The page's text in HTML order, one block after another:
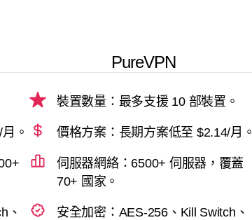
。
、
PureVPN
裝置數量：最多支援 10 部裝置。
價格方案：長期方案低至 $2.14/月。
伺服器網絡：6500+ 伺服器，覆蓋
70+ 國家。
安全加密：AES-256、Kill Switch、